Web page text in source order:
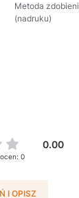
Metoda
(nadruku)
0.00
0
I OPISZ